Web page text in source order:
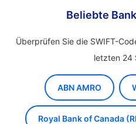
Beliebte
Überprüfen Sie die SWIFT-
letzten 24
ABN AMRO
Royal Bank of Canada